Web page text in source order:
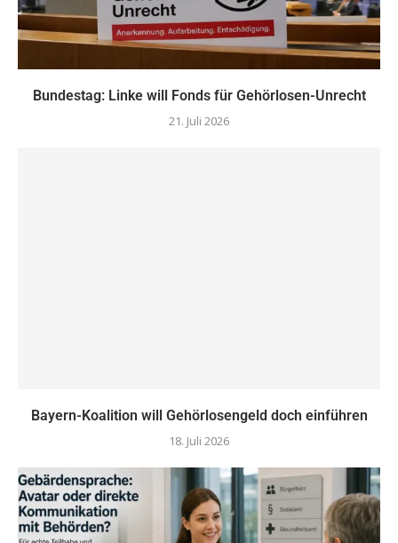
Bundestag: Linke will Fonds für Gehörlosen-Unrecht
21. Juli 2026
Bayern-Koalition will Gehörlosengeld doch einführen
18. Juli 2026